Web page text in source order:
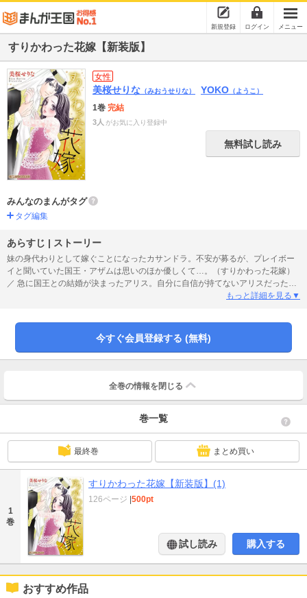
新規登録 ログイン メニュー
すりかわった花嫁【新装版】
女性
美桜せりな （みおうせりな） YOKO （ようこ）
1巻 完結
3人 がお気に入り登録中
無料試し読み
みんなのまんがタグ
タグ編集
あらすじ | ストーリー
妹の身代わりとして嫁ぐことになったカサンドラ。不安が募るが、プレイボー
イと聞いていた国王・アザムは思いのほか優しくて…。（すりかわった花嫁）
／ 急に国王との結婚が決まったアリス。自分に自信が持てないアリスだったけ
れど、勇気づけてくれたのは王弟のレオで…!?（プリンスの秘められたくちづ
もっと詳細を見る▼
今すぐ会員登録する (無料)
全巻の情報を 閉じる
巻一覧
最終巻 まとめ買い
1
巻
すりかわった花嫁【新装版】(1)
126ページ |500pt
試し読み 購入する
おすすめ作品